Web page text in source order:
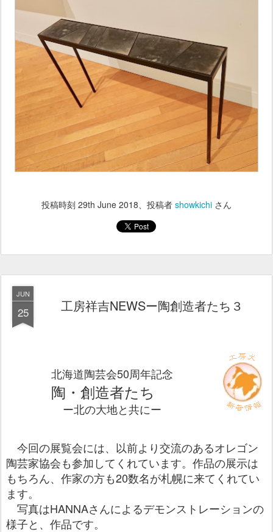
投稿時刻 29th June 2018 、投稿者 showkichi さん
JUN
25 工房祥吉NEWSー陶創造者たち３
北海道陶芸会50周年記念
陶・創造者たち
ー北の大地と共にー
今回の展覧会には、以前より交流のあるオレゴン
陶芸家協会も参加してくれています。作品の展示は
もちろん、作家の方も20数名が札幌に来てくれてい
ます。
写真はHANNAさんによるデモンストレーションの
様子と、作品です。